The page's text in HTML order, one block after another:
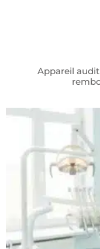
Appareil